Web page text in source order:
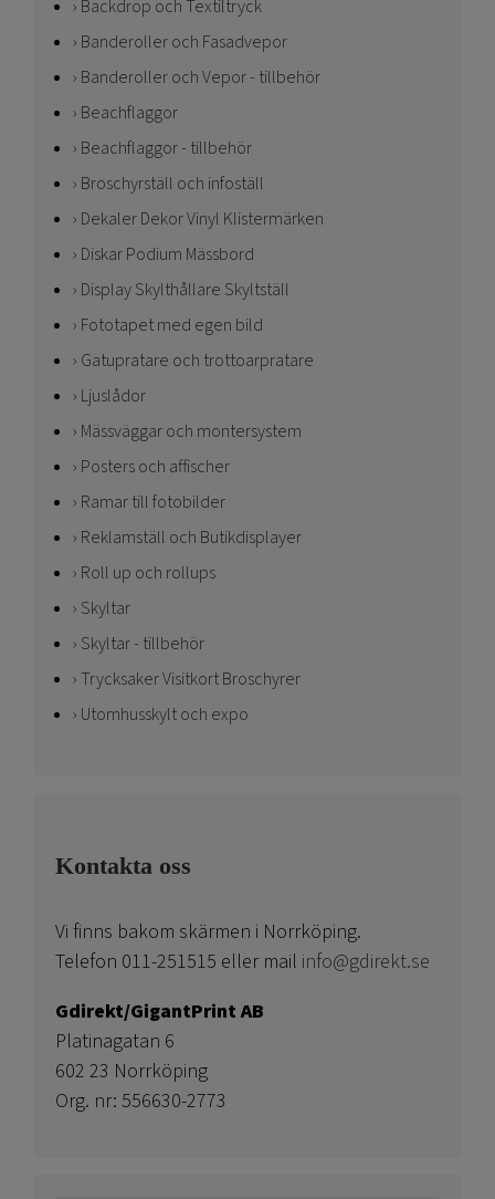
Backdrop och Textiltryck
Banderoller och Fasadvepor
Banderoller och Vepor - tillbehör
Beachflaggor
Beachflaggor - tillbehör
Broschyrställ och infoställ
Dekaler Dekor Vinyl Klistermärken
Diskar Podium Mässbord
Display Skylthållare Skyltställ
Fototapet med egen bild
Gatupratare och trottoarpratare
Ljuslådor
Mässväggar och montersystem
Posters och affischer
Ramar till fotobilder
Reklamställ och Butikdisplayer
Roll up och rollups
Skyltar
Skyltar - tillbehör
Trycksaker Visitkort Broschyrer
Utomhusskylt och expo
Kontakta oss
Vi finns bakom skärmen i Norrköping.
Telefon 011-251515 eller mail info@gdirekt.se
Gdirekt/GigantPrint AB
Platinagatan 6
602 23 Norrköping
Org. nr: 556630-2773